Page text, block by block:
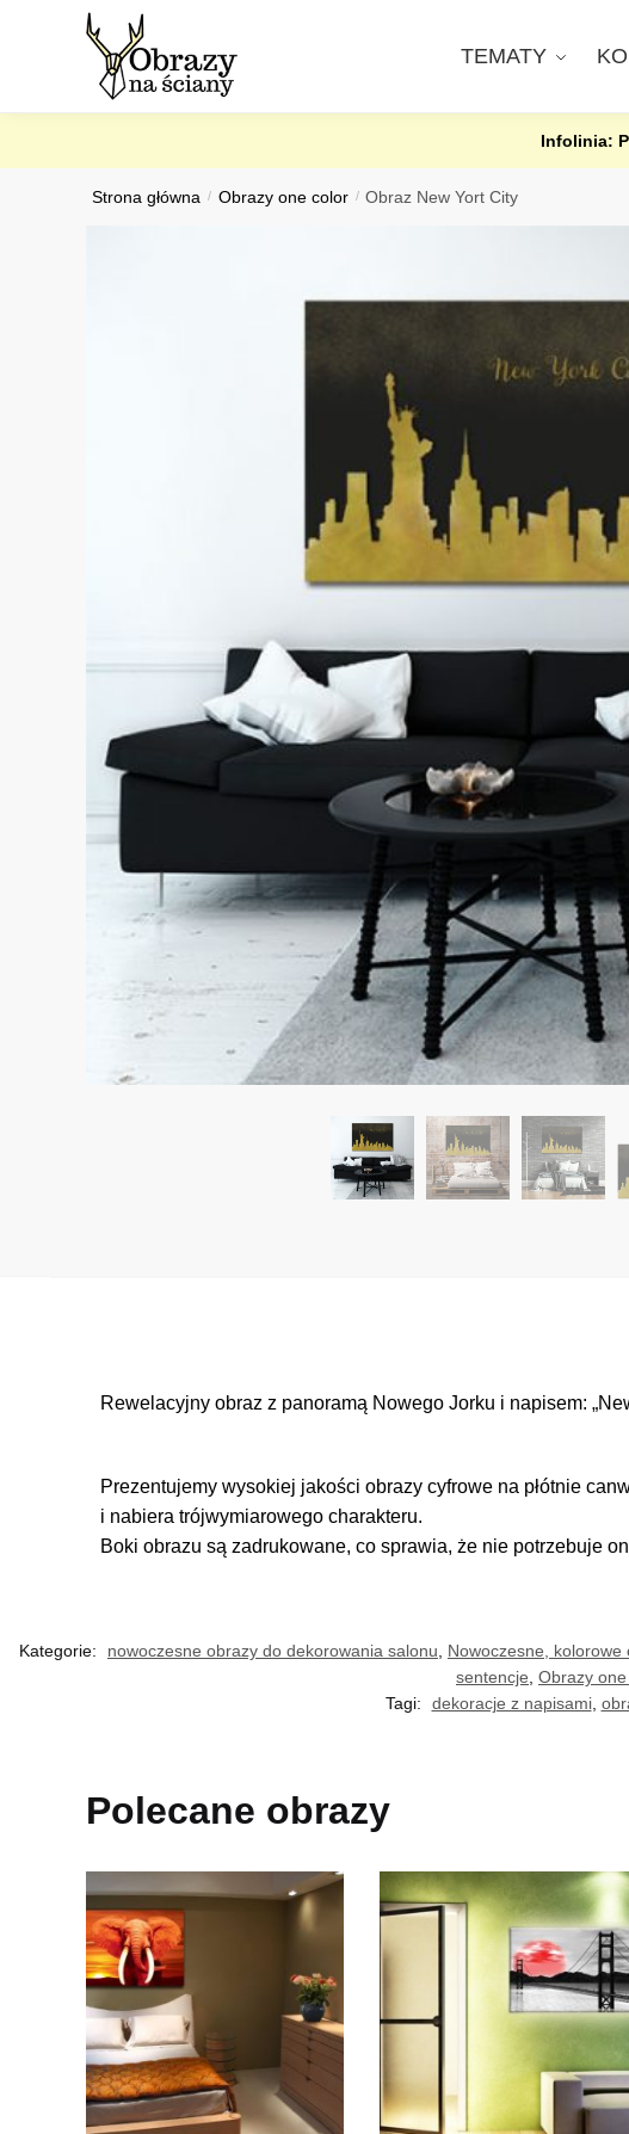
TEMATY
Infolinia:
Strona główna / Obrazy one color / Obraz New Yort City
Rewelacyjny obraz z panoramą Nowego Jorku i napisem:
Prezentujemy wysokiej jakości obrazy cyfrowe na płótnie
i nabiera trójwymiarowego charakteru.
Boki obrazu są zadrukowane, co sprawia, że nie potrzebuje
Kategorie:
nowoczesne obrazy do dekorowania salonu Nowoczesne,
sentencje Obrazy
Tagi:
dekoracje z napisami,
Polecane obrazy